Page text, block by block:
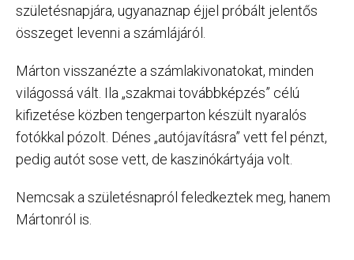
születésnapjára, ugyanaznap éjjel próbált jelentős
összeget levenni a számlájáról.
Márton visszanézte a számlakivonatokat, minden
világossá vált. Ila „szakmai továbbképzés” célú
kifizetése közben tengerparton készült nyaralós
fotókkal pózolt. Dénes „autójavításra” vett fel pénzt,
pedig autót sose vett, de kaszinókártyája volt.
Nemcsak a születésnapról feledkeztek meg, hanem
Mártonról is.